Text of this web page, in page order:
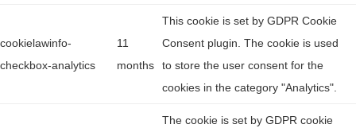
cookielawinfo-
checkbox-analytics
11
months
This cookie is set by GDPR Cookie
Consent plugin. The cookie is used
to store the user consent for the
cookies in the category "Analytics".
The cookie is set by GDPR cookie